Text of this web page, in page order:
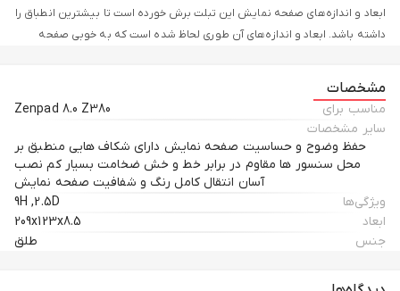
ابعاد و اندازه‌های صفحه ‌نمایش این تبلت برش خورده است تا بیشترین انطباق را
داشته باشد. ابعاد و اندازه‌های آن طوری لحاظ شده است که به‌ خوبی صفحه‌
صفحه‌ نمایش بلند نشود. این لایه در هنگام برخوردها، انرژی ضربه را به خود
مشخصات
مناسب برای
Zenpad 8.0 Z380
سایر مشخصات
حفظ وضوح و حساسیت صفحه نمایش دارای شکاف هایی منطبق بر
محل سنسور ها مقاوم در برابر خط و خش ضخامت بسیار کم نصب
آسان انتقال کامل رنگ و شفافیت صفحه نمایش
ویژگی‌ها
9H ,2.5D
ابعاد
209x123x8.5
جنس
طلق